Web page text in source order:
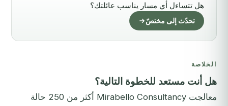
هل تتساءل أي مسار يناسب عائلتك؟
تحدّث إلى مختصّ
الخلاصة
هل أنت مستعد للخطوة التالية؟
معالجت Mirabello Consultancy أكثر من 250 حالة